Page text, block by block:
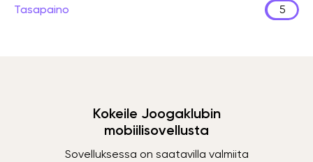
Tasapaino 5
Kokeile Joogaklubin
mobiilisovellusta
Sovelluksessa on saatavilla valmiita